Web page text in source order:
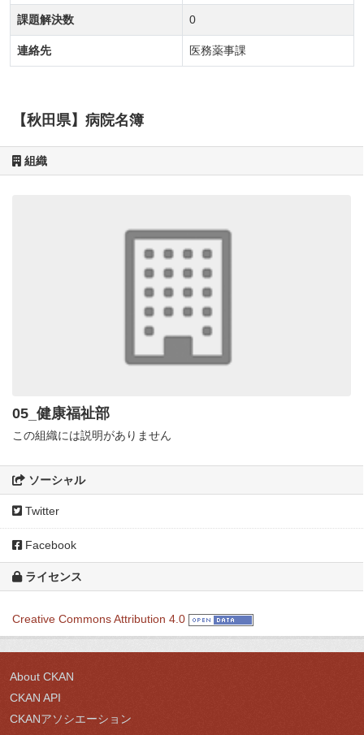
【秋田県】病院名簿
組織
05_健康福祉部
この組織には説明がありません
ソーシャル
Twitter
Facebook
ライセンス
Creative Commons Attribution 4.0
課題解決数 0
連絡先 医務薬事課
About CKAN
CKAN API
CKANアソシエーション